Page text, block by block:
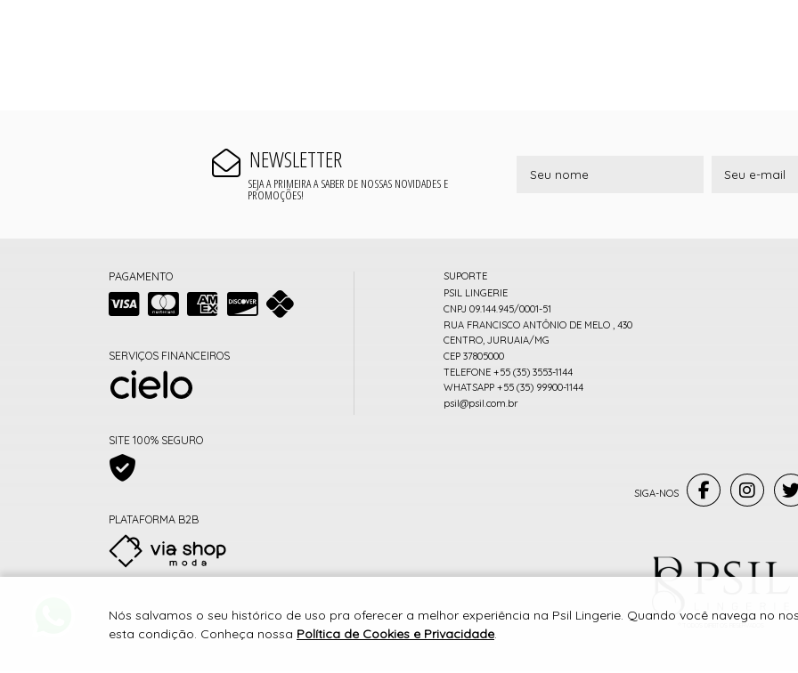
NEWSLETTER
SEJA A PRIMEIRA A SABER DE NOSSAS NOVIDADES E
PROMOÇÕES!
PAGAMENTO
SERVIÇOS FINANCEIROS
SITE 100% SEGURO
PLATAFORMA B2B
SUPORTE
PSIL LINGERIE
CNPJ 09.144.945/0001-51
RUA FRANCISCO ANTÔNIO DE MELO , 430
CENTRO, JURUAIA/MG
CEP 37805000
TELEFONE +55 (35) 3553-1144
WHATSAPP +55 (35) 99900-1144
psil@psil.com.br
Nós salvamos o seu histórico de uso pra oferecer a melhor experiência na Psil Lingerie. Quando você navega no
esta condição. Conheça nossa Política de Cookies e Privacidade.